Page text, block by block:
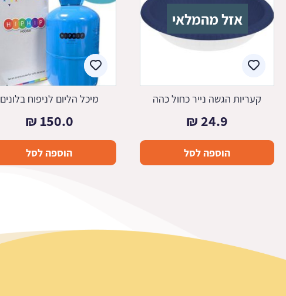
אזל מהמלאי
קעריות הגשה נייר כחול כהה
24.9
₪
הוספה לסל
מיכל הליום לניפוח בלונים
150.0
₪
הוספה לסל